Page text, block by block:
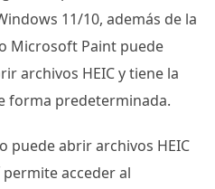
11/10, además de la
Microsoft Paint puede
archivos HEIC y tiene la
forma predeterminada.
puede abrir archivos HEIC
acceder al